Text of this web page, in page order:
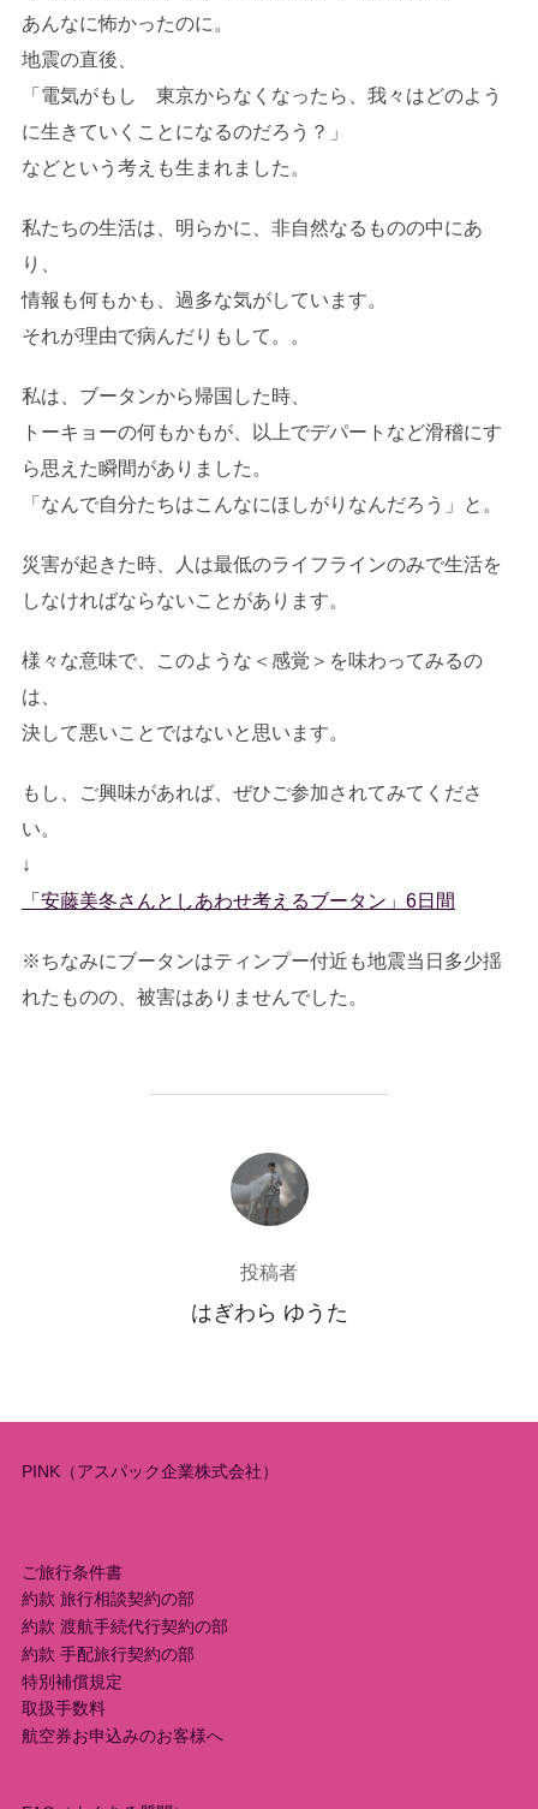
あんなに怖かったのに。
地震の直後、
「電気がもし 東京からなくなったら、我々はどのよう
に生きていくことになるのだろう？」
などという考えも生まれました。
私たちの生活は、明らかに、非自然なるものの中にあ
り、
情報も何もかも、過多な気がしています。
それが理由で病んだりもして。。
私は、ブータンから帰国した時、
トーキョーの何もかもが、以上でデパートなど滑稽にす
ら思えた瞬間がありました。
「なんで自分たちはこんなにほしがりなんだろう」と。
災害が起きた時、人は最低のライフラインのみで生活を
しなければならないことがあります。
様々な意味で、このような＜感覚＞を味わってみるの
は、
決して悪いことではないと思います。
もし、ご興味があれば、ぜひご参加されてみてくださ
い。
↓
「安藤美冬さんとしあわせ考えるブータン」6日間
※ちなみにブータンはティンプー付近も地震当日多少揺
れたものの、被害はありませんでした。
投稿者
投稿者
はぎわら ゆうた
PINK（アスパック企業株式会社）
ご旅行条件書
約款 旅行相談契約の部
約款 渡航手続代行契約の部
約款 手配旅行契約の部
特別補償規定
取扱手数料
航空券お申込みのお客様へ